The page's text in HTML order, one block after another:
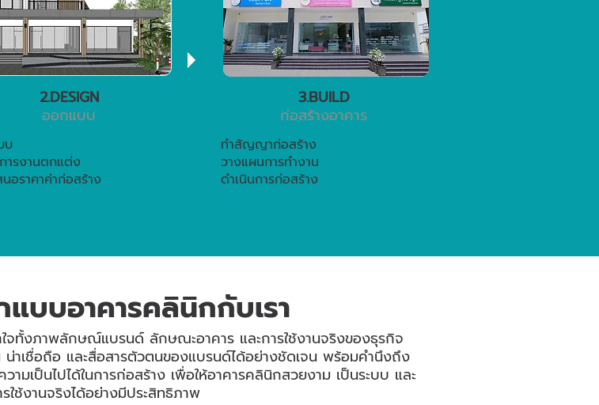
2.DESIGN
ออกแบบ
บ
ารงานตกแต่ง
นอราคาค่าก่อสร้าง
3.BUILD
ก่อสร้างอาคาร
ทำสัญญาก่อสร้าง
วางแผนการทำงาน
ดำเนินการก่อสร้าง
บบอาคารคลินิกกับเรา
จทั้งภาพลักษณ์แบรนด์ ลักษณะอาคาร และการใช้งานจริงของธุรกิจ
าเชื่อถือ และสื่อสารตัวตนของแบรนด์ได้อย่างชัดเจน พร้อมคำนึงถึง
มเป็นไปได้ในการก่อสร้าง เพื่อให้อาคารคลินิกสวยงาม เป็นระบบ และ
ใช้งานจริงได้อย่างมีประสิทธิภาพ